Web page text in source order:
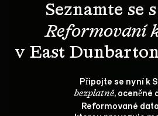
Seznamte se s
Reformovaní
v East
Připojte se nyní k
bezplatné, oceněné
Reformované